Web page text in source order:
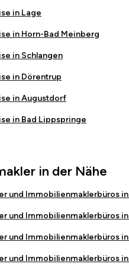
in Lage
in Horn-Bad Meinberg
in Schlangen
in Dörentrup
inAugustdorf
in Bad Lippspringe
in der Nähe
und Immobilienmaklerbüros in
und Immobilienmaklerbüros in
und Immobilienmaklerbüros in
und Immobilienmaklerbüros in